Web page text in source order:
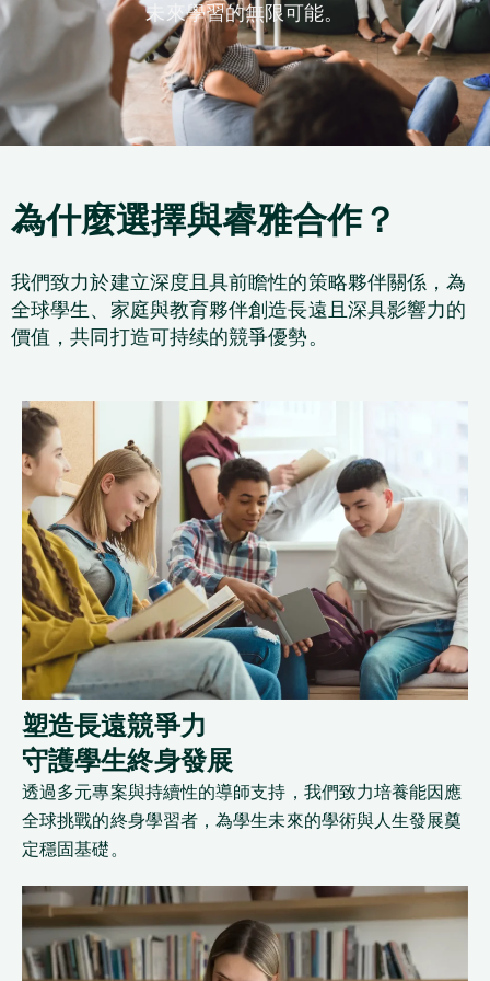
未來學習的無限可能。
為什麼選擇與睿雅合作？
我們致力於建立深度且具前瞻性的策略夥伴關係，為
全球學生、家庭與教育夥伴創造長遠且深具影響力的
價值，共同打造可持续的競爭優勢。
塑造長遠競爭力
守護學生終身發展
透過多元專案與持續性的導師支持，我們致力培養能因應
全球挑戰的終身學習者，為學生未來的學術與人生發展奠
定穩固基礎。